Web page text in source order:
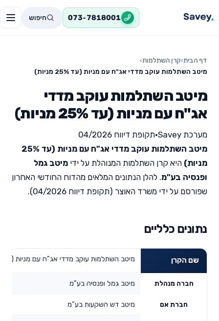
073-7818001 חיפוש
דף הבית›קרן השתלמות›
מיטב השתלמות עוקב מדדי אג"ח עם מניות (עד 25% מניות)
מיטב השתלמות עוקב מדדי
אג"ח עם מניות (עד 25% מניות)
מערכת Savey •תקופת דיווח 04/2026
מיטב השתלמות עוקב מדדי אג"ח עם מניות (עד 25%
מניות) היא קרן השתלמות המנוהלת על ידי מיטב גמל
ופנסיה בע"מ. להלן הנתונים המלאים מהדוח החודשי האחרון
שפורסם על ידי משרד האוצר (תקופת דיווח 04/2026).
נתונים כלליים
שם הקרן מיטב השתלמות עוקב מדדי אג"ח עם מניות (עד 25% מניות)
חברה מנהלת מיטב גמל ופנסיה בע"מ
חברת אם מיטב דש השקעות בע"מ